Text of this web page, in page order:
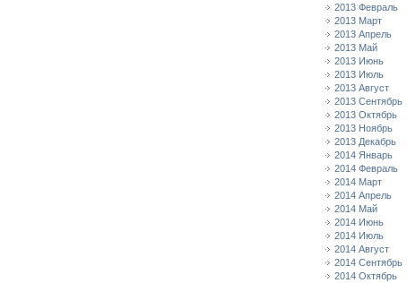
2013 Февраль
2013 Март
2013 Апрель
2013 Май
2013 Июнь
2013 Июль
2013 Август
2013 Сентябрь
2013 Октябрь
2013 Ноябрь
2013 Декабрь
2014 Январь
2014 Февраль
2014 Март
2014 Апрель
2014 Май
2014 Июнь
2014 Июль
2014 Август
2014 Сентябрь
2014 Октябрь